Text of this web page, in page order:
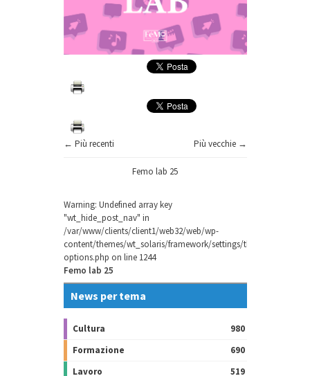
← Più recenti Più vecchie →
Femo lab 25
Warning: Undefined array key
"wt_hide_post_nav" in
/var/www/clients/client1/web32/web/wp-
content/themes/wt_solaris/framework/settings/theme-
options.php on line 1244
Femo lab 25
News per tema
Cultura
980
Formazione
690
Lavoro
519